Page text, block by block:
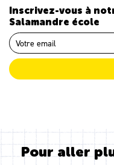
Inscrivez-vous à
Salamandre école
Pour aller